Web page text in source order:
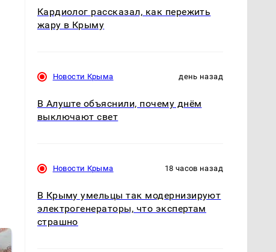
Кардиолог рассказал, как пережить
жару в Крыму
Новости Крыма день назад
В Алуште объяснили, почему днём
выключают свет
Новости Крыма 18 часов назад
В Крыму умельцы так модернизируют
электрогенераторы, что экспертам
страшно